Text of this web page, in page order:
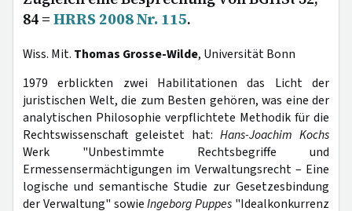
84 = HRRS 2008 Nr. 115.
Wiss. Mit. Thomas Grosse-Wilde, Universität Bonn
1979 erblickten zwei Habilitationen das Licht der
juristischen Welt, die zum Besten gehören, was eine der
analytischen Philosophie verpflichtete Methodik für die
Rechtswissenschaft geleistet hat: Hans-Joachim Kochs
Werk "Unbestimmte Rechtsbegriffe und
Ermessensermächtigungen im Verwaltungsrecht – Eine
logische und semantische Studie zur Gesetzesbindung
der Verwaltung" sowieIngeborg Puppes "Idealkonkurrenz